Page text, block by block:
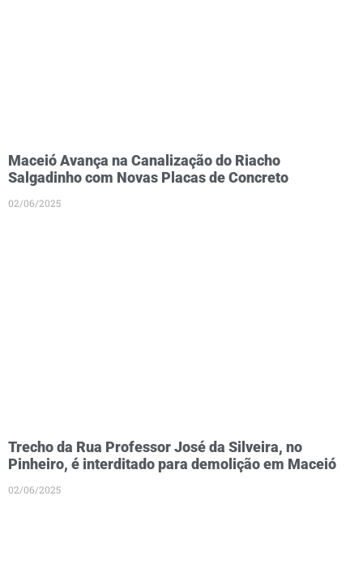
Maceió Avança na Canalização do Riacho
Salgadinho com Novas Placas de Concreto
02/06/2025
Trecho da Rua Professor José da Silveira, no
Pinheiro, é interditado para demolição em Maceió
02/06/2025